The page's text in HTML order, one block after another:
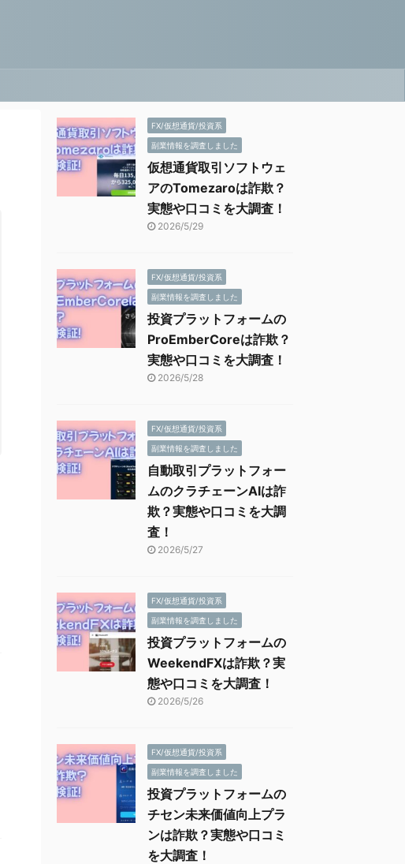
FX/仮想通貨/投資系
副業情報を調査しました
仮想通貨取引ソフトウェ
アのTomezaroは詐欺？
実態や口コミを大調査！
2026/5/29
FX/仮想通貨/投資系
副業情報を調査しました
投資プラットフォームの
ProEmberCoreは詐欺？
実態や口コミを大調査！
2026/5/28
FX/仮想通貨/投資系
副業情報を調査しました
自動取引プラットフォー
ムのクラチェーンAIは詐
欺？実態や口コミを大調
査！
2026/5/27
FX/仮想通貨/投資系
副業情報を調査しました
投資プラットフォームの
WeekendFXは詐欺？実
態や口コミを大調査！
2026/5/26
FX/仮想通貨/投資系
副業情報を調査しました
投資プラットフォームの
チセン未来価値向上プラ
ンは詐欺？実態や口コミ
を大調査！